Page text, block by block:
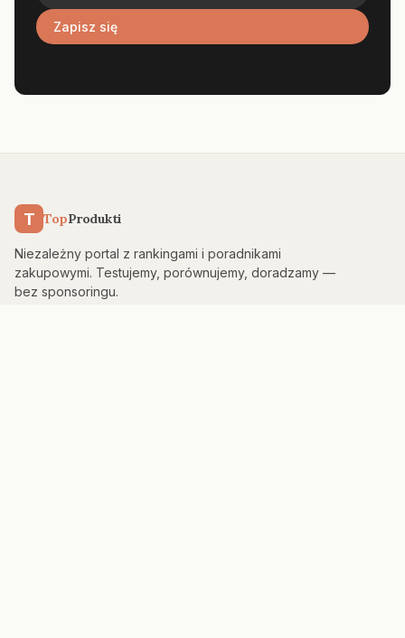
Zapisz się
T TopProdukti
Niezależny portal z rankingami i poradnikami
zakupowymi. Testujemy, porównujemy, doradzamy —
bez sponsoringu.